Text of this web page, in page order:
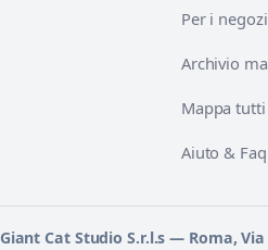
Per i negozi
Archivio
Mappa
Aiuto & Faq
Giant Cat Studio S.r.l.s — Roma,